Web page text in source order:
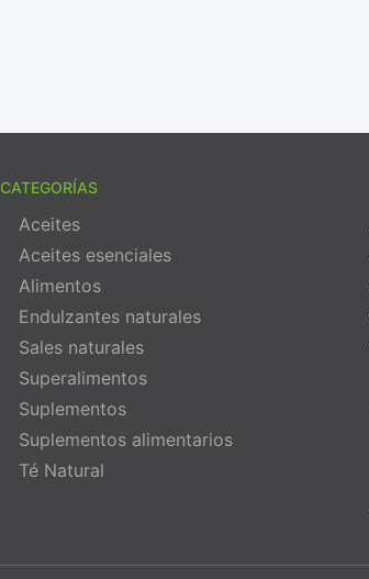
CATEGORÍAS
Aceites
Aceites esenciales
Alimentos
Endulzantes naturales
Sales naturales
Superalimentos
Suplementos
Suplementos alimentarios
Té Natural